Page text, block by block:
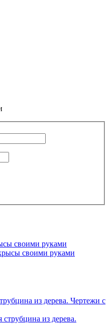
своими руками
из дерева. Чертежи с